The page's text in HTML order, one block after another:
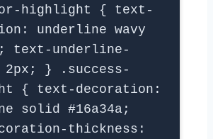
highlight { text-
underline wavy
text-underline-
} .success-
{ text-decoration:
solid #16a34a;
thickness: